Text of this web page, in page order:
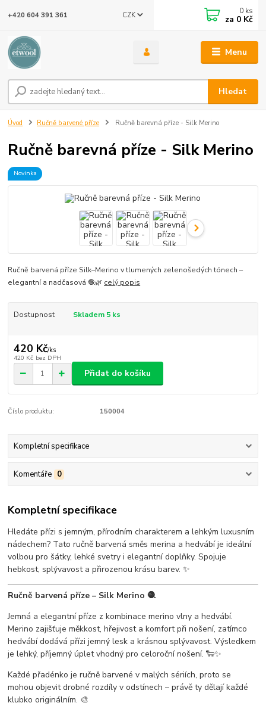
Menu
CZK
Hledat
+420 604 391 361 0 ks
za 0 Kč
Úvod Ručně barvené příze Ručně barevná příze - Silk Merino
Ručně barevná příze - Silk Merino
Novinka
Ručně barvená příze Silk–Merino v tlumených zelenošedých tónech –
elegantní a nadčasová 🧶🌿 celý popis
Dostupnost Skladem 5 ks
420 Kč/ks
420 Kč bez DPH
Přidat do košíku
Číslo produktu: 150004
Kompletní specifikace
Komentáře 0
Kompletní specifikace
Hledáte přízi s jemným, přírodním charakterem a lehkým luxusním
nádechem? Tato ručně barvená směs merina a hedvábí je ideální
volbou pro šátky, lehké svetry i elegantní doplňky. Spojuje
hebkost, splývavost a přirozenou krásu barev. ✨
Ručně barvená příze – Silk Merino 🧶
Jemná a elegantní příze z kombinace merino vlny a hedvábí.
Merino zajišťuje měkkost, hřejivost a komfort při nošení, zatímco
hedvábí dodává přízi jemný lesk a krásnou splývavost. Výsledkem
je lehký, příjemný úplet vhodný pro celoroční nošení. 🐑✨
Každé přadénko je ručně barvené v malých sériích, proto se
mohou objevit drobné rozdíly v odstínech – právě ty dělají každé
klubko originálním. 🎨